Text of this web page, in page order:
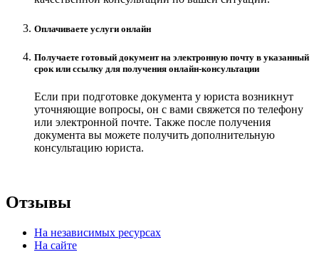
Оплачиваете услуги онлайн
Получаете готовый документ на электронную почту в указанный
срок или ссылку для получения онлайн-консультации
Если при подготовке документа у юриста возникнут
уточняющие вопросы, он с вами свяжется по телефону
или электронной почте. Также после получения
документа вы можете получить дополнительную
консультацию юриста.
Отзывы
На независимых ресурсах
На сайте